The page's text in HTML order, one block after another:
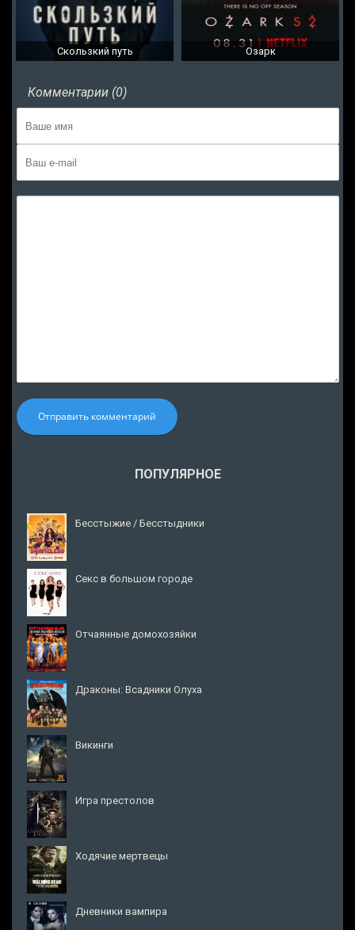
Скользкий путь Озарк
Комментарии (0)
Отправить комментарий
ПОПУЛЯРНОЕ
Бесстыжие / Бесстыдники
Секс в большом городе
Отчаянные домохозяйки
Драконы: Всадники Олуха
Викинги
Игра престолов
Ходячие мертвецы
Дневники вампира